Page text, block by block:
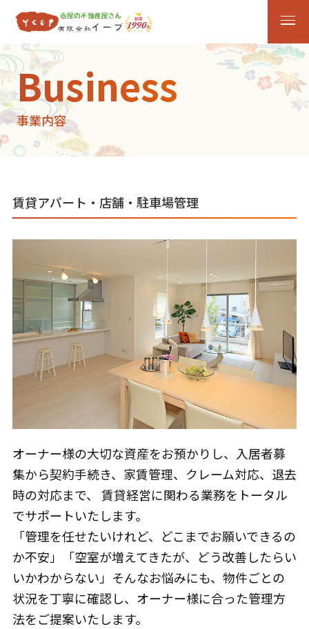
Business
事業内容
賃貸アパート・店舗・駐車場管理
オーナー様の大切な資産をお預かりし、入居者募
集から契約手続き、家賃管理、クレーム対応、退去
時の対応まで、 賃貸経営に関わる業務をトータル
でサポートいたします。
「管理を任せたいけれど、どこまでお願いできるの
か不安」「空室が増えてきたが、どう改善したらい
いかわからない」そんなお悩みにも、物件ごとの
状況を丁寧に確認し、オーナー様に合った管理方
法をご提案いたします。